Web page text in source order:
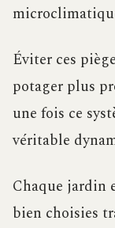
Éviter ces
potager plus
une fois ce
véritable
Chaque jardin
bien choisies